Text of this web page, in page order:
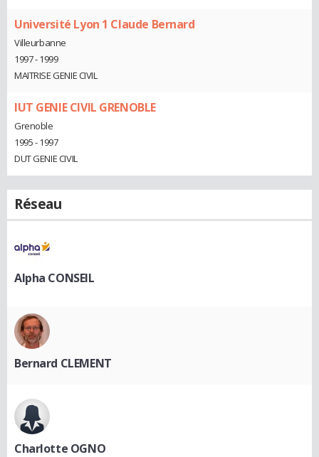
Université Lyon 1 Claude Bernard
Villeurbanne
1997 - 1999
MAITRISE GENIE CIVIL
IUT GENIE CIVIL GRENOBLE
Grenoble
1995 - 1997
DUT GENIE CIVIL
Réseau
Alpha CONSEIL
Bernard CLEMENT
Charlotte OGNO